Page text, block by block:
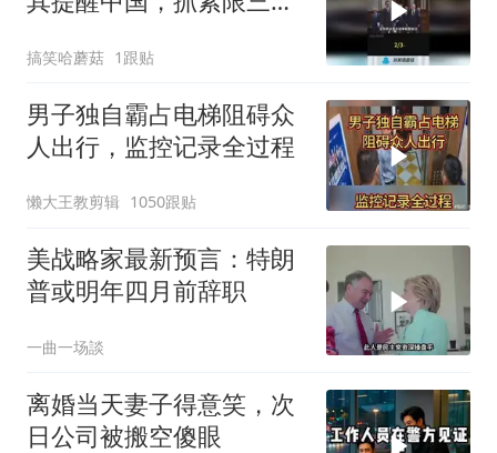
搞笑哈蘑菇 1跟贴
男子独自霸占电梯阻碍众
人出行，监控记录全过程
懒大王教剪辑 1050跟贴
美战略家最新预言：特朗
普或明年四月前辞职
一曲一场談
离婚当天妻子得意笑，次
日公司被搬空傻眼